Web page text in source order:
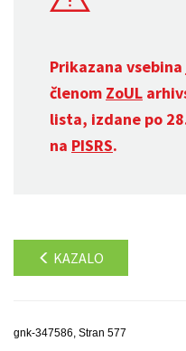
Prikazana
členom ZoUL
lista, izdane po
na PISRS.
KAZALO
gnk-347586, Stran 577